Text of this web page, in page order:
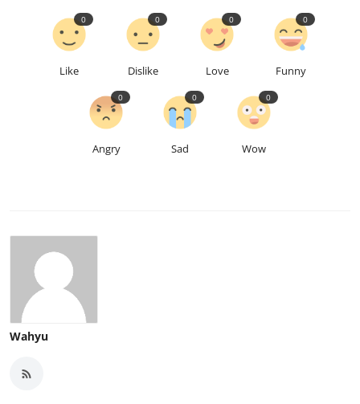
Like
0
Dislike
0
Love
0
Funny
0
Angry
0
Sad
0
Wow
0
Wahyu